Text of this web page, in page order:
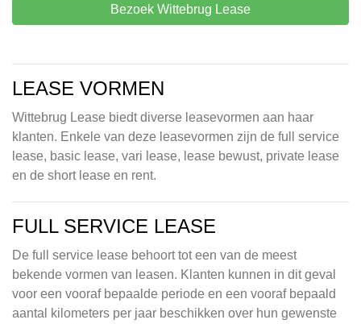
Bezoek Wittebrug Lease
LEASE VORMEN
Wittebrug Lease biedt diverse leasevormen aan haar
klanten. Enkele van deze leasevormen zijn de full service
lease, basic lease, vari lease, lease bewust, private lease
en de short lease en rent.
FULL SERVICE LEASE
De full service lease behoort tot een van de meest
bekende vormen van leasen. Klanten kunnen in dit geval
voor een vooraf bepaalde periode en een vooraf bepaald
aantal kilometers per jaar beschikken over hun gewenste